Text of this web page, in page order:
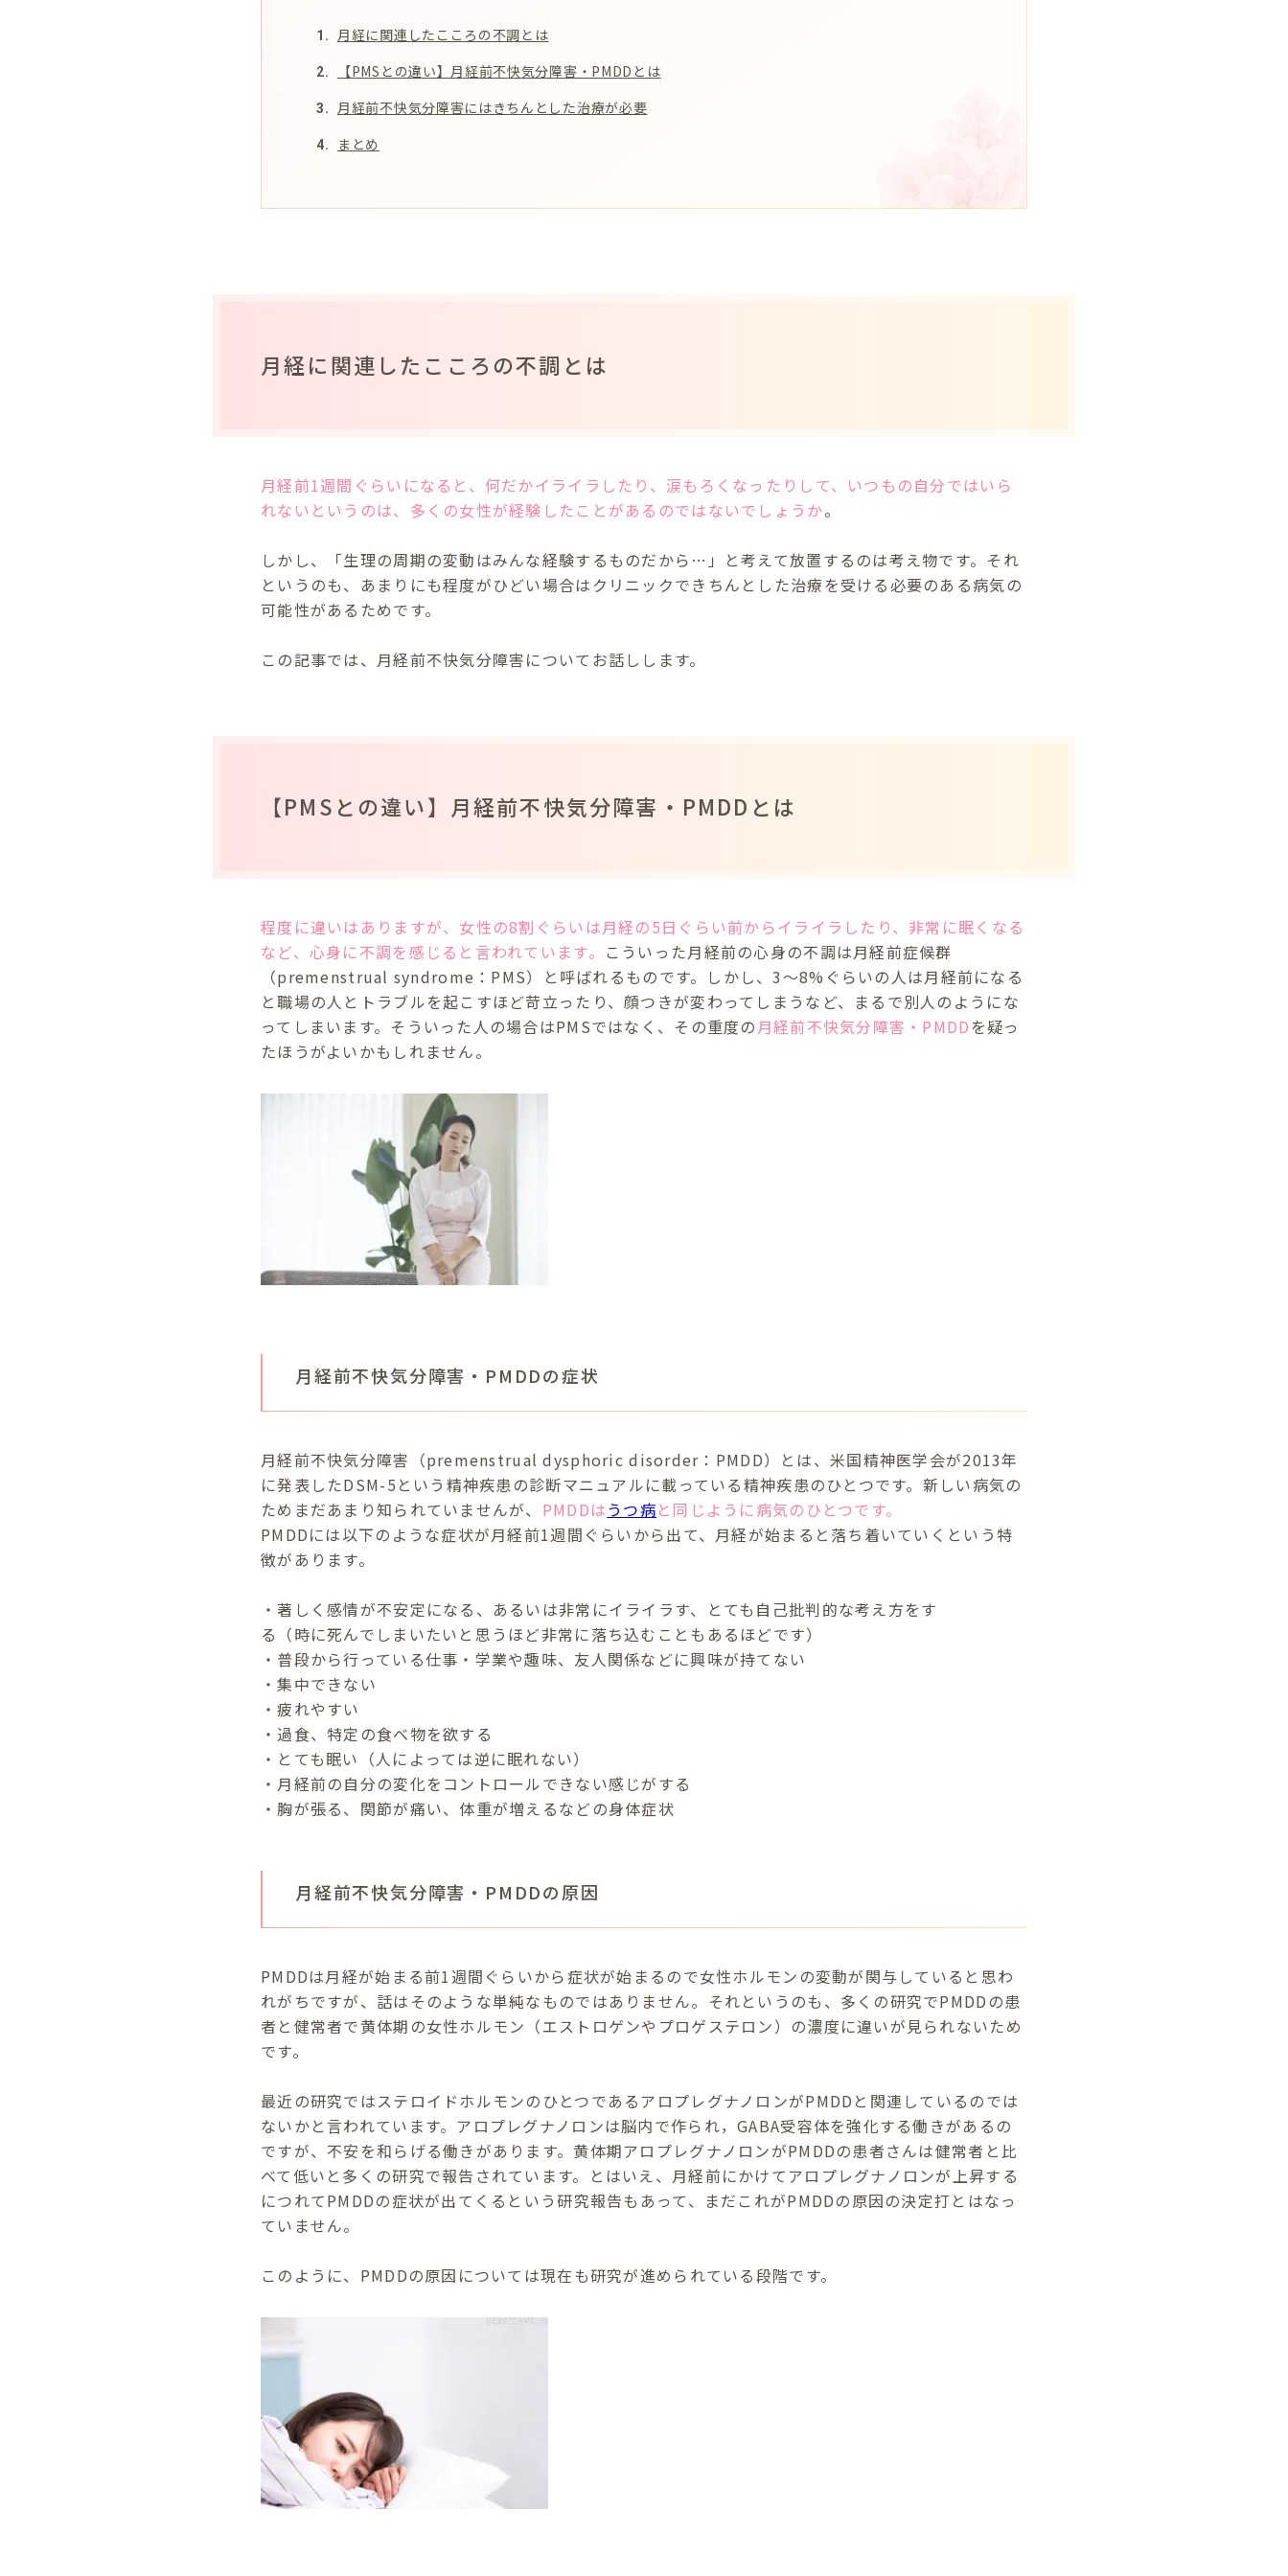
月経に関連したこころの不調とは
【PMSとの違い】月経前不快気分障害・PMDDとは
月経前不快気分障害にはきちんとした治療が必要
まとめ
月経に関連したこころの不調とは
月経前1週間ぐらいになると、何だかイライラしたり、涙もろくなったりして、いつもの自分ではいら
れないというのは、多くの女性が経験したことがあるのではないでしょうか。
しかし、「生理の周期の変動はみんな経験するものだから…」と考えて放置するのは考え物です。それ
というのも、あまりにも程度がひどい場合はクリニックできちんとした治療を受ける必要のある病気の
可能性があるためです。
この記事では、月経前不快気分障害についてお話しします。
【PMSとの違い】月経前不快気分障害・PMDDとは
程度に違いはありますが、女性の8割ぐらいは月経の5日ぐらい前からイライラしたり、非常に眠くなる
など、心身に不調を感じると言われています。 こういった月経前の心身の不調は月経前症候群
（premenstrual syndrome：PMS）と呼ばれるものです。しかし、3～8%ぐらいの人は月経前になる
と職場の人とトラブルを起こすほど苛立ったり、顔つきが変わってしまうなど、まるで別人のようにな
ってしまいます。そういった人の場合はPMSではなく、その重度の月経前不快気分障害・PMDD を疑っ
たほうがよいかもしれません。
月経前不快気分障害・PMDDの症状
月経前不快気分障害（premenstrual dysphoric disorder：PMDD）とは、米国精神医学会が2013年
に発表したDSM-5という精神疾患の診断マニュアルに載っている精神疾患のひとつです。新しい病気の
ためまだあまり知られていませんが、 PMDDは うつ病と同じように病気のひとつです。
PMDDには以下のような症状が月経前1週間ぐらいから出て、月経が始まると落ち着いていくという特
徴があります。
・著しく感情が不安定になる、あるいは非常にイライラす、とても自己批判的な考え方をす
る（時に死んでしまいたいと思うほど非常に落ち込むこともあるほどです）
・普段から行っている仕事・学業や趣味、友人関係などに興味が持てない
・集中できない
・疲れやすい
・過食、特定の食べ物を欲する
・とても眠い（人によっては逆に眠れない）
・月経前の自分の変化をコントロールできない感じがする
・胸が張る、関節が痛い、体重が増えるなどの身体症状
月経前不快気分障害・PMDDの原因
PMDDは月経が始まる前1週間ぐらいから症状が始まるので女性ホルモンの変動が関与していると思わ
れがちですが、話はそのような単純なものではありません。それというのも、多くの研究でPMDDの患
者と健常者で黄体期の女性ホルモン（エストロゲンやプロゲステロン）の濃度に違いが見られないため
です。
最近の研究ではステロイドホルモンのひとつであるアロプレグナノロンがPMDDと関連しているのでは
ないかと言われています。アロプレグナノロンは脳内で作られ，GABA受容体を強化する働きがあるの
ですが、不安を和らげる働きがあります。黄体期アロプレグナノロンがPMDDの患者さんは健常者と比
べて低いと多くの研究で報告されています。とはいえ、月経前にかけてアロプレグナノロンが上昇する
につれてPMDDの症状が出てくるという研究報告もあって、まだこれがPMDDの原因の決定打とはなっ
ていません。
このように、PMDDの原因については現在も研究が進められている段階です。